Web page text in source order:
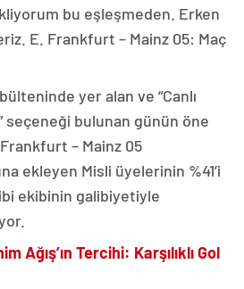
bu eşleşmeden. Erken
E. Frankfurt – Mainz 05: Maç
bülteninde yer alan ve “Canlı
seçeneği bulunan günün öne
– Mainz 05
ekleyen Misli üyelerinin %41’i
ekibinin galibiyetiyle
Ağış’ın Tercihi: Karşılıklı Gol